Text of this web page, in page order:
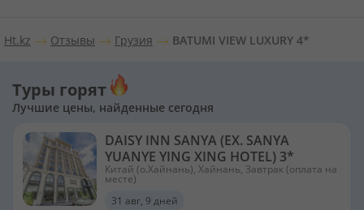
Ht.kz Отзывы Грузия BATUMI VIEW LUXURY 4*
Туры горят
Лучшие цены, найденные сегодня
DAISY INN SANYA (EX. SANYA
YUANYE YING XING HOTEL) 3*
Китай (о.Хайнань), Хайнань, Завтрак (оплата на
месте)
31 авг, 9 дней